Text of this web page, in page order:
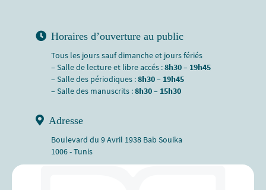
Horaires d’ouverture au public
Tous les jours sauf dimanche et jours fériés
– Salle de lecture et libre accés :8h30 – 19h45
– Salle des périodiques :8h30 – 19h45
– Salle des manuscrits :8h30 – 15h30
Adresse
Boulevard du 9 Avril 1938 Bab Souika
1006 - Tunis